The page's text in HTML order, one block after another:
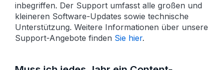
inbegriffen. Der Support umfasst alle großen und
kleineren Software-Updates sowie technische
Unter­stützung. Weitere Informationen über unsere
Support-Angebote finden Sie hier.